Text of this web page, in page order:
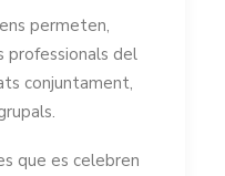
permeten,
professionals del
conjuntament,
que es celebren